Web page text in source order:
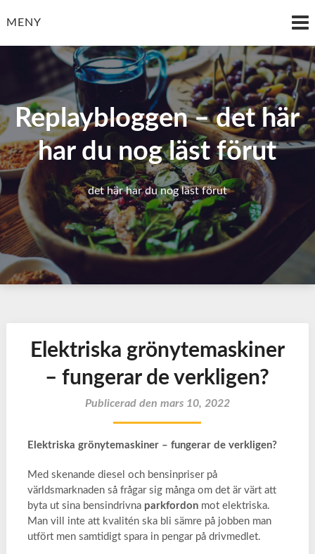
tillMENY
Replaybloggen – det här
har du nog läst förut
det här har du nog läst förut
Elektriska grönytemaskiner
– fungerar de verkligen?
Publicerad den mars 10, 2022
Elektriska grönytemaskiner – fungerar de verkligen?
Med skenande diesel och bensinpriser på
världsmarknaden så frågar sig många om det är värt att
byta ut sina bensindrivna parkfordon mot elektriska.
Man vill inte att kvalitén ska bli sämre på jobben man
utfört men samtidigt spara in pengar på drivmedlet.